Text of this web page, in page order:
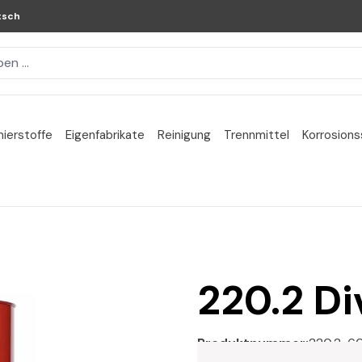
Eigenfabrikate Reinigung Trennmittel
220.2
Produktnummer:220.2-